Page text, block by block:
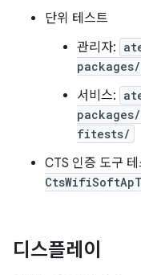
단위 테스트
관리자:
서비스:
fitests/
CTS 인증 도구
디스플레이